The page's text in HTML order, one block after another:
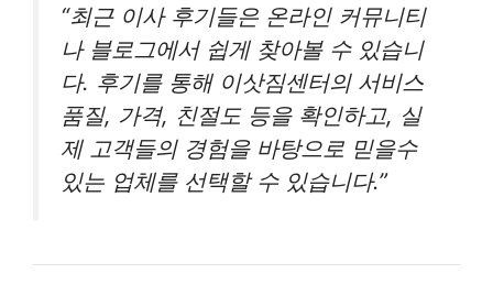
“최근 이사 후기들은 온라인 커뮤니티
나 블로그에서 쉽게 찾아볼 수 있습니
다. 후기를 통해 이삿짐센터의 서비스
품질, 가격, 친절도 등을 확인하고, 실
제 고객들의 경험을 바탕으로 믿을수
있는 업체를 선택할 수 있습니다.”